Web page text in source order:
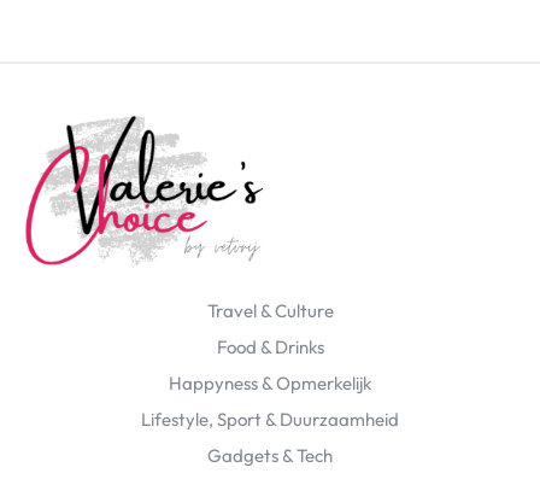
Travel & Culture
Food & Drinks
Happyness & Opmerkelijk
Lifestyle, Sport & Duurzaamheid
Gadgets & Tech